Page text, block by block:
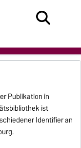
Publikation in
ist
Identifier an